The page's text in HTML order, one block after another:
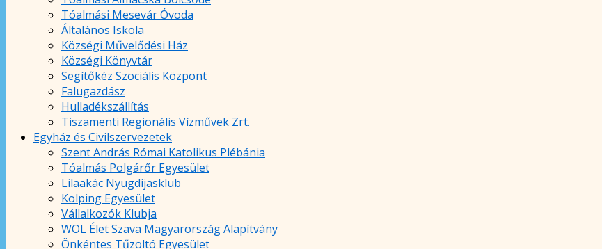
Tóalmási Mesevár Óvoda
Általános Iskola
Községi Művelődési Ház
Községi Könyvtár
Segítőkéz Szociális Központ
Falugazdász
Hulladékszállítás
Tiszamenti Regionális Vízművek Zrt.
Egyház és Civilszervezetek
Szent András Római Katolikus Plébánia
Tóalmás Polgárőr Egyesület
Lilaakác Nyugdíjasklub
Kolping Egyesület
Vállalkozók Klubja
WOL Élet Szava Magyarország Alapítvány
Önkéntes Tűzoltó Egyesület